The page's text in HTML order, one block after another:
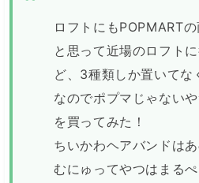
ロフトにもPOPMART
と思って近場のロフト
ど、3種類しか置いてな
なのでポプマじゃない
を買ってみた！
ちいかわヘアバンドは
むにゅってやつはまる